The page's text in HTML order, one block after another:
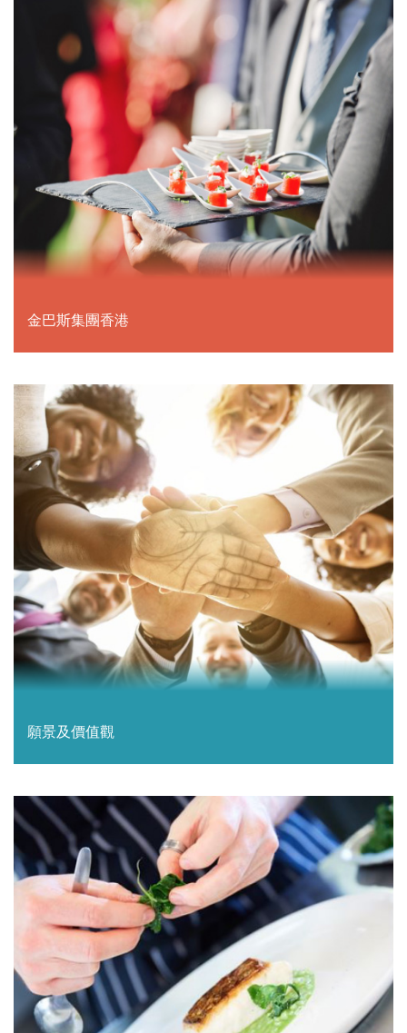
金巴斯集團香港
願景及價值觀